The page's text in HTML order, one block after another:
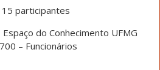
participantes
do Conhecimento UFMG
– Funcionários